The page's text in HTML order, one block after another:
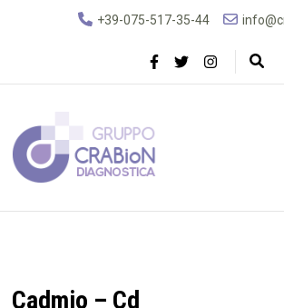
+39-075-517-35-44
Gruppo
Cadmio – Cd